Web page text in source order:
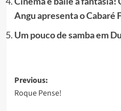
Angu apresenta o Cabaré
Um pouco de samba em
Post
navigation
Previous:
Roque Pense!